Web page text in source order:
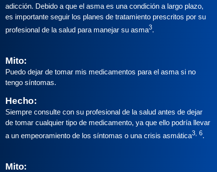
adicción. Debido a que el asma es una condición a largo plazo,
es importante seguir los planes de tratamiento prescritos por su
profesional de la salud para manejar su asma3.
Mito:
Puedo dejar de tomar mis medicamentos para el asma si no
tengo síntomas.
Hecho:
Siempre consulte con su profesional de la salud antes de dejar
de tomar cualquier tipo de medicamento, ya que ello podría llevar
a un empeoramiento de los síntomas o una crisis asmática3, 6.
Mito: